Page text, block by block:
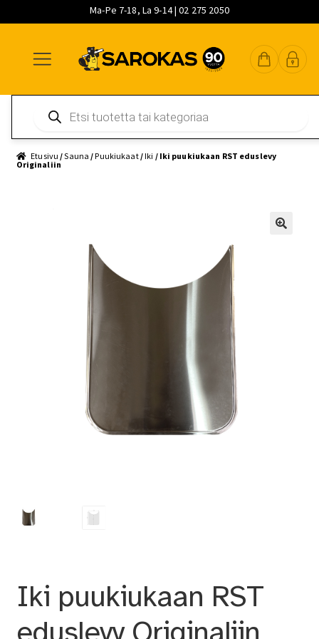
Ma-Pe 7-18, La 9-14 | 02 275 2050
navigointiin
sisältöön
pääsisältöön
search
Etusivu /Sauna /Puukiukaat/Iki / Iki puukiukaan RST eduslevy
Originaliin
Iki puukiukaan RST